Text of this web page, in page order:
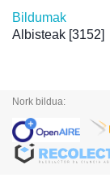
Bildumak
Albisteak [3152]
Nork bildua: